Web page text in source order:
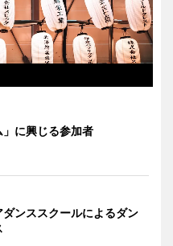
」に興じる参加者
ンススクールによるダン